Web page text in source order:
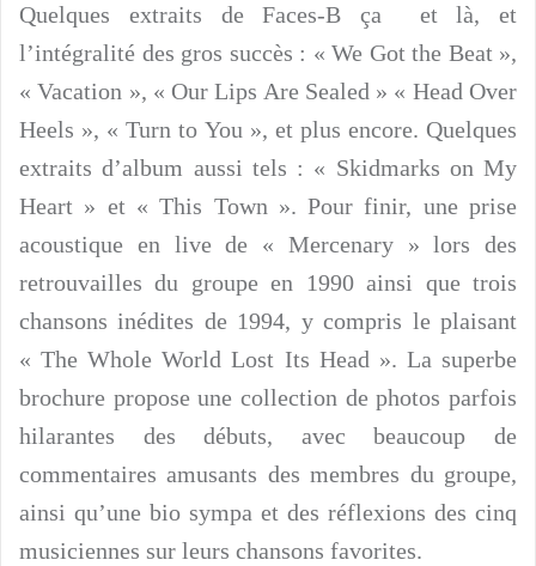
Quelques extraits de Faces-B ça et là, et
l’intégralité des gros succès : « We Got the Beat »,
« Vacation », « Our Lips Are Sealed » « Head Over
Heels », « Turn to You », et plus encore. Quelques
extraits d’album aussi tels : « Skidmarks on My
Heart » et « This Town ». Pour finir, une prise
acoustique en live de « Mercenary » lors des
retrouvailles du groupe en 1990 ainsi que trois
chansons inédites de 1994, y compris le plaisant
« The Whole World Lost Its Head ». La superbe
brochure propose une collection de photos parfois
hilarantes des débuts, avec beaucoup de
commentaires amusants des membres du groupe,
ainsi qu’une bio sympa et des réflexions des cinq
musiciennes sur leurs chansons favorites.